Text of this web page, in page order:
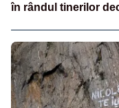
în rândul tinerilor